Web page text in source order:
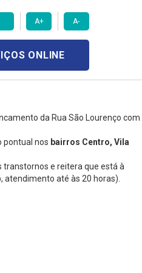
A+ A-
ONLINE
da Rua São Lourenço com
pontual nos bairros Centro, Vila
e reitera que está à
até às 20 horas).